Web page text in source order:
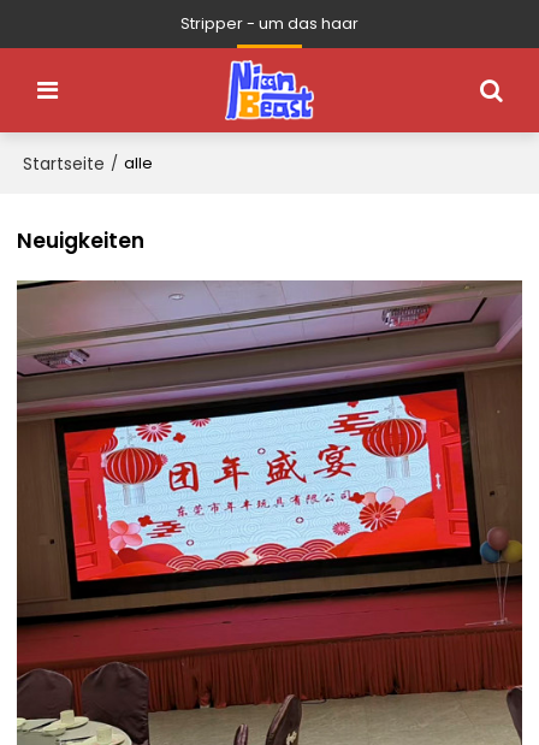
Stripper - um das haar
Startseite / alle
Neuigkeiten